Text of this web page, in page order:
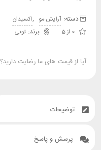
دسته: آرایش مو ,اکسیدان
0 از 5
تونی
آیا از قیمت های ما رضایت دارید؟
توضیحات
پرسش و پاسخ